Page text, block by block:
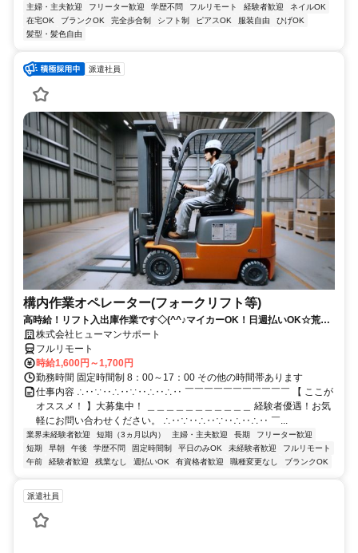
主婦・主夫歓迎 フリーター歓迎 学歴不問 フルリモート 経験者歓迎
ネイルOK
在宅OK
ブランクOK 完全歩合制 シフト制 ピアスOK 服装自由
ひげOK
髪型・髪色自由
派遣社員
構内作業オペレーター(フォークリフト等)
高時給！リフト入出庫作業です◇(^^♪マイカーOK！日週払いOK☆荒本
駅★【シゴト№0619】
株式会社ヒューマンサポート
フルリモート
時給1,600円～1,700円
勤務時間 固定時間制 8：00～17：00 その他の時間帯あります
仕事内容 ∴‥∵‥∴‥∵‥∴‥∴‥ ￣￣￣￣￣￣￣￣￣￣￣ 【 ここが
オススメ！ 】大募集中！ ＿＿＿＿＿＿＿＿＿＿＿ 経験者優遇！お気
軽にお問い合わせください。 ∴‥∵‥∴‥∵‥∴‥∴‥ ￣...
業界未経験者歓迎 短期（3ヵ月以内） 主婦・主夫歓迎 長期
フリーター歓迎
短期
早朝 午後 学歴不問 固定時間制 平日のみOK 未経験者歓迎
フルリモート
午前
経験者歓迎 残業なし 週払いOK 有資格者歓迎 職種変更なし ブランクOK
派遣社員